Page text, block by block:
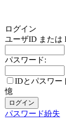
ログイン
ユーザID または
パスワード:
IDとパスワー
憶
パスワード紛失